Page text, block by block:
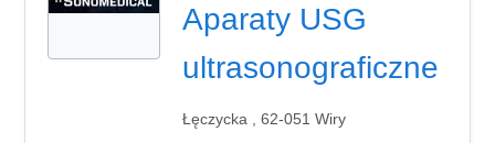
Aparaty USG
ultrasonograficzne
Łęczycka , 62-051 Wiry